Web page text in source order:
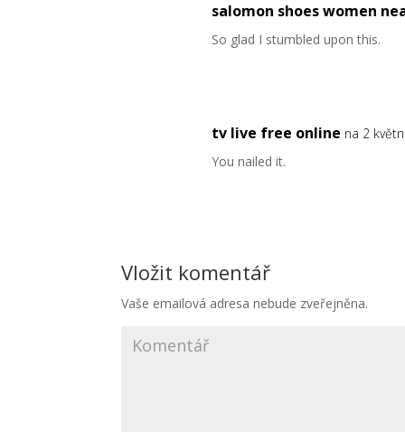
salomon shoes women
So glad I stumbled upon this.
tv live free online na 2
You nailed it.
Vložit komentář
Vaše emailová adresa nebude zveřejněna.